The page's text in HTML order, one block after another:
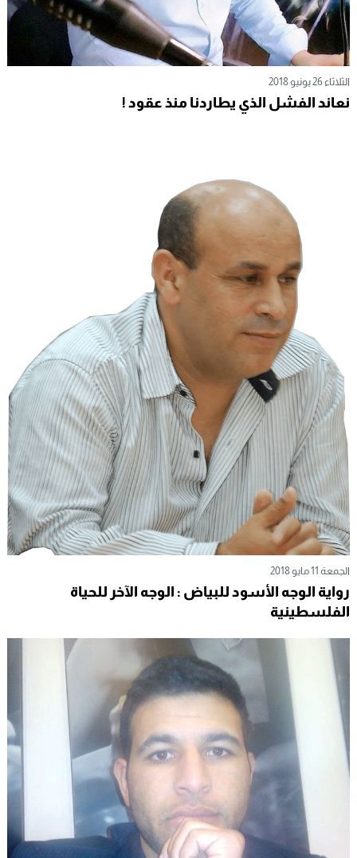
الثلاثاء 26 يونيو 2018
نعاند الفشل الذي يطاردنا منذ عقود !
الجمعة 11 مايو 2018
رواية الوجه الأسود للبياض : الوجه الآخر للحياة
الفلسطينية